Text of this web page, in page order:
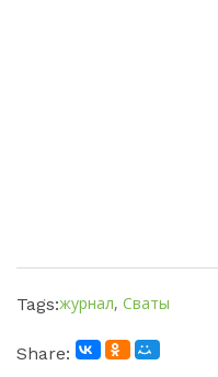
Tags:журнал, Сваты
Share: